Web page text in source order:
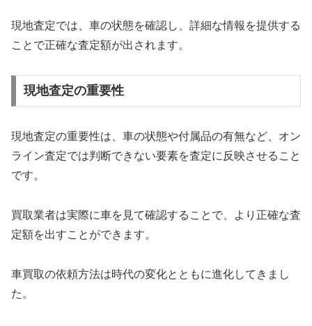
現地査定では、車の状態を確認し、詳細な情報を提供する
ことで正確な査定額が出されます。
現地査定の重要性
現地査定の重要性は、車の状態や付属品の有無など、オン
ライン査定では判断できない要素を査定に反映させること
です。
買取業者は実際に車を見て確認することで、より正確な査
定額を出すことができます。
車買取の依頼方法は時代の変化とともに進化してきまし
た。